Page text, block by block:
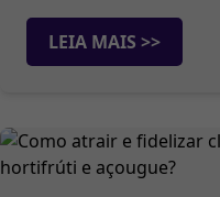
LEIA MAIS >>